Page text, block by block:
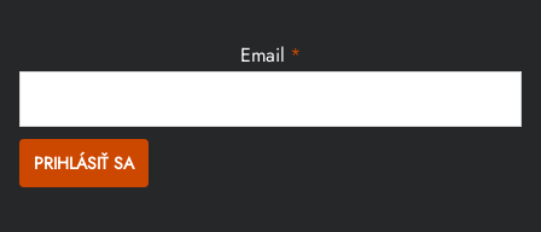
Email
PRIHLÁSIŤ SA